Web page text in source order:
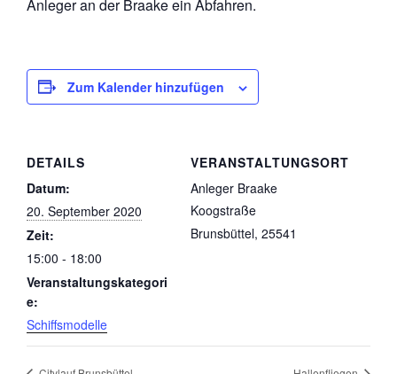
Anleger an der Braake ein Abfahren.
Zum Kalender hinzufügen
DETAILS
Datum:
20. September 2020
Zeit:
15:00 - 18:00
Veranstaltungskategori
e:
Schiffsmodelle
VERANSTALTUNGSORT
Anleger Braake
Koogstraße
Brunsbüttel, 25541